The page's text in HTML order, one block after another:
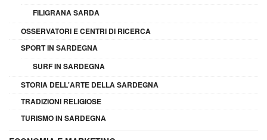
FILIGRANA SARDA
OSSERVATORI E CENTRI DI RICERCA
SPORT IN SARDEGNA
SURF IN SARDEGNA
STORIA DELL'ARTE DELLA SARDEGNA
TRADIZIONI RELIGIOSE
TURISMO IN SARDEGNA